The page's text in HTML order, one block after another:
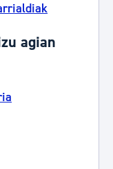
agian